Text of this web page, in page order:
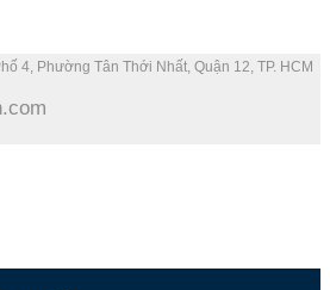
4, Phường Tân Thới Nhất, Quận 12, TP. HCM